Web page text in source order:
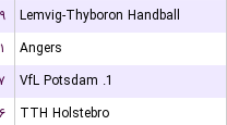
Lemvig-Thyboron Handball
Angers
1. VfL Potsdam
TTH Holstebro